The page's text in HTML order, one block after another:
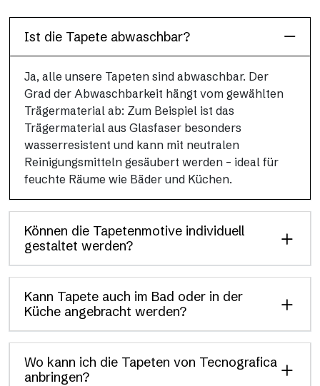
Ist die Tapete abwaschbar?
Ja, alle unsere Tapeten sind abwaschbar. Der
Grad der Abwaschbarkeit hängt vom gewählten
Trägermaterial ab: Zum Beispiel ist das
Trägermaterial aus Glasfaser besonders
wasserresistent und kann mit neutralen
Reinigungsmitteln gesäubert werden – ideal für
feuchte Räume wie Bäder und Küchen.
Können die Tapetenmotive individuell
gestaltet werden?
Kann Tapete auch im Bad oder in der
Küche angebracht werden?
Wo kann ich die Tapeten von Tecnografica
anbringen?